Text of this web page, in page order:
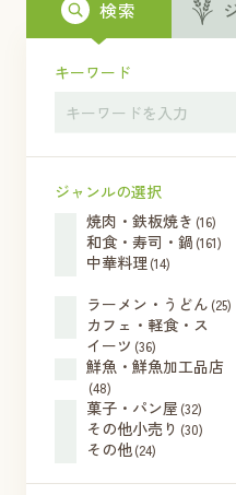
検索
キーワード
ジャンルの選択
焼肉・鉄板焼き (16)
和食・寿司・鍋 (161)
中華料理 (14)
ラーメン・うどん (25)
カフェ・軽食・ス
イーツ (36)
鮮魚・鮮魚加工品店
(48)
菓子・パン屋 (32)
その他小売り (30)
その他(24)